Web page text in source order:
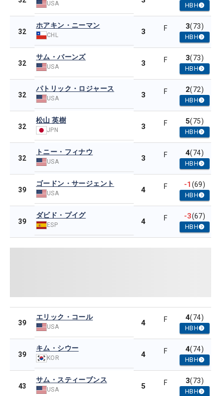
USA HBH
32
ホアキン・ニーマン
CHL 3 F 3(73)
HBH
32
サム・バーンズ
USA 3 F 3(73)
HBH
32
パトリック・ロジャース
USA 3 F 2(72)
HBH
32
松山 英樹
JPN 3 F 5(75)
HBH
32
トニー・フィナウ
USA 3 F 4(74)
HBH
39
ゴードン・サージェント
USA 4 F -1(69)
HBH
39
ダビド・プイグ
ESP 4 F -3(67)
HBH
39
エリック・コール
USA 4 F 4(74)
HBH
39
キム・シウー
KOR 4 F 4(74)
HBH
43
サム・スティーブンス
USA 5 F 3(73)
HBH